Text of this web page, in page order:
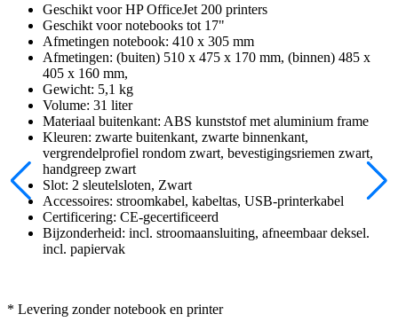
Geschikt voor HP OfficeJet 200 printers
Geschikt voor notebooks tot 17"
Afmetingen notebook: 410 x 305 mm
Afmetingen: (buiten) 510 x 475 x 170 mm, (binnen) 485 x
405 x 160 mm,
Gewicht: 5,1 kg
Volume: 31 liter
Materiaal buitenkant: ABS kunststof met aluminium frame
Kleuren: zwarte buitenkant, zwarte binnenkant,
vergrendelprofiel rondom zwart, bevestigingsriemen zwart,
handgreep zwart
Slot: 2 sleutelsloten, Zwart
Accessoires: stroomkabel, kabeltas, USB-printerkabel
Certificering: CE-gecertificeerd
Bijzonderheid: incl. stroomaansluiting, afneembaar deksel.
incl. papiervak
* Levering zonder notebook en printer